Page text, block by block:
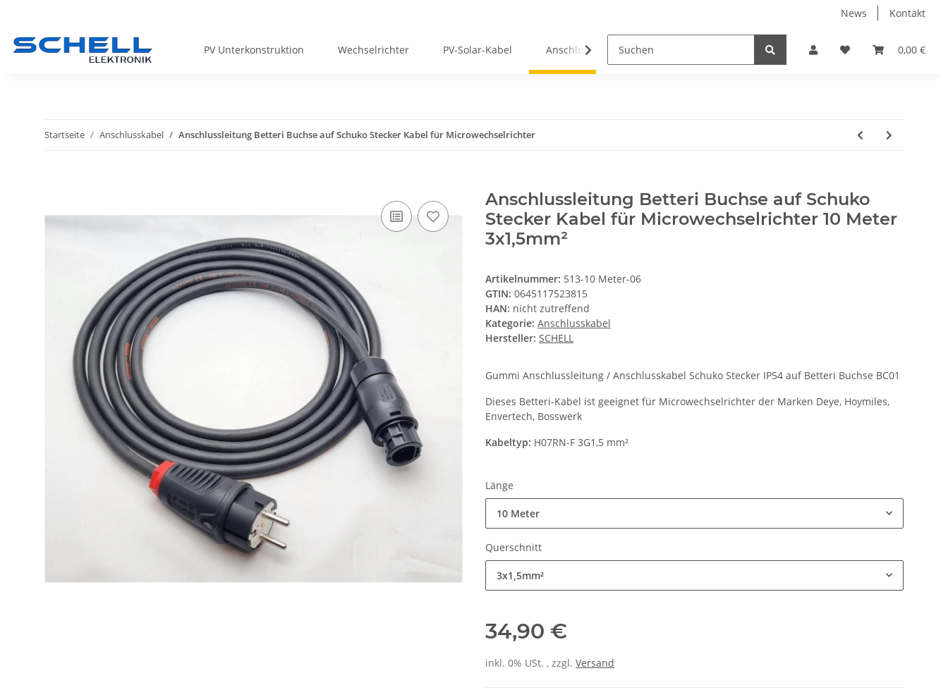
News Kontakt
0,00 €
PV Unterkonstruktion Wechselrichter PV-Solar-Kabel Anschlusskabel
Startseite Anschlusskabel Anschlussleitung Betteri Buchse auf Schuko Stecker Kabel für Microwechselrichter
Anschlussleitung Betteri Buchse auf Schuko
Stecker Kabel für Microwechselrichter 10 Meter
3x1,5mm²
Artikelnummer: 513-10 Meter-06
GTIN: 0645117523815
HAN: nicht zutreffend
Kategorie: Anschlusskabel
Hersteller: SCHELL
Gummi Anschlussleitung / Anschlusskabel Schuko Stecker IP54 auf Betteri Buchse BC01
Dieses Betteri-Kabel ist geeignet für Microwechselrichter der Marken Deye, Hoymiles,
Envertech, Bosswerk
Kabeltyp: H07RN-F 3G1,5 mm²
Länge
10 Meter
Querschnitt
3x1,5mm²
34,90 €
inkl. 0% USt. , zzgl. Versand